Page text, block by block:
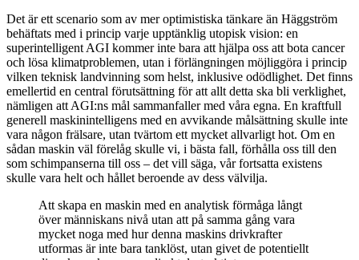
Det är ett scenario som av mer optimistiska tänkare än Häggström
behäftats med i princip varje upptänklig utopisk vision: en
superintelligent AGI kommer inte bara att hjälpa oss att bota cancer
och lösa klimatproblemen, utan i förlängningen möjliggöra i princip
vilken teknisk landvinning som helst, inklusive odödlighet. Det finns
emellertid en central förutsättning för att allt detta ska bli verklighet,
nämligen att AGI:ns mål sammanfaller med våra egna. En kraftfull
generell maskinintelligens med en avvikande målsättning skulle inte
vara någon frälsare, utan tvärtom ett mycket allvarligt hot. Om en
sådan maskin väl förelåg skulle vi, i bästa fall, förhålla oss till den
som schimpanserna till oss – det vill säga, vår fortsatta existens
skulle vara helt och hållet beroende av dess välvilja.
Att skapa en maskin med en analytisk förmåga långt
över människans nivå utan att på samma gång vara
mycket noga med hur denna maskins drivkrafter
utformas är inte bara tanklöst, utan givet de potentiellt